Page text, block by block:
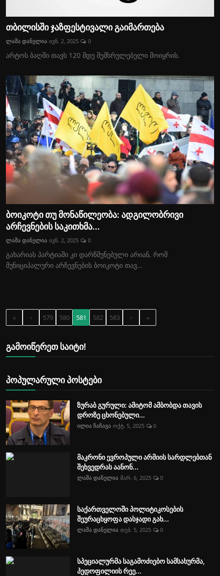
თბილისში ჯაზფესტივალი გაიმართება
ლაშა დანელია ივნ. 2, 2025 0
არტოს ბაღში თავს 120 მდე შემსრულებელი მოიყრის.
ბოიკოტი თუ მონაწილეობა: ადგილობრივი
არჩევნების საკითხმა...
ლაშა დანელია ივნ. 2, 2025 0
გახარიას პარტიაში კი დარწმუნებული არიან, რომ
მუნიციპალური არჩევნების ბოიკოტი თავ...
« ‹ 579 580 581 582 583 › »
გამოიწერეთ საიტი!
პოპულარული პოსტები
ზურაბ გურული: ამიტომ ამბობდა თავის
დროზე ცხონებული...
ილია ჩაჩავა ოქტ. 5, 2025 0
მაკრონი ევროპული არმიის სარდლებთან
შეხვედრას აანონ...
ლაშა დანელია მარ. 6, 2025 0
საქართველოში პოლიტიკოსების
შეურაცხყოფა დასჯადი გახ...
ლაშა დანელია თებ. 5, 2025 0
სპეციალურმა საგამოძიებო სამსახურმა,
პედოფილიის რეე...